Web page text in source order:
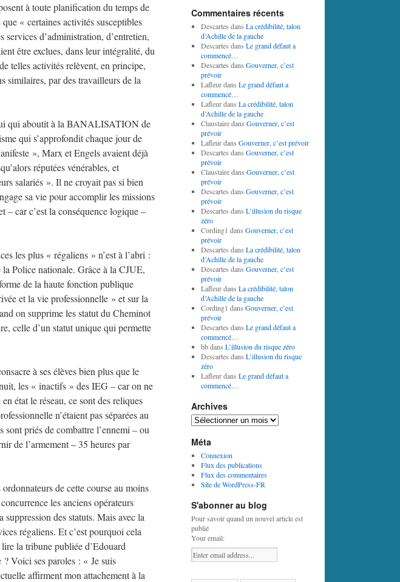
à toute planification du temps de
« certaines activités susceptibles
services d’administration, d’entretien,
être exclues, dans leur intégralité, du
telles activités relèvent, en principe,
similaires, par des travailleurs de la
qui aboutit à la BANALISATION de
qui s’approfondit chaque jour de
», Marx et Engels avaient déjà
réputées vénérables, et
salariés ». Il ne croyait pas si bien
sa vie pour accomplir les missions
– car c’est la conséquence logique –
les plus « régaliens » n’est à l’abri :
Police nationale. Grâce à la CJUE,
de la haute fonction publique
et la vie professionnelle » et sur la
on supprime les statut du Cheminot
celle d’un statut unique qui permette
à ses élèves bien plus que le
les « inactifs » des IEG – car on ne
état le réseau, ce sont des reliques
n’étaient pas séparées au
priés de combattre l’ennemi – ou
de l’armement – 35 heures par
de cette course au moins
les anciens opérateurs
des statuts. Mais avec la
régaliens. Et c’est pourquoi cela
la tribune publiée d’Edouard
Voici ses paroles : « Je suis
affirment mon attachement à la
Commentaires récents
Descartes dans La crédibilité, talon
d’Achille de la gauche
Descartes dans Le grand défaut a
commencé…
Descartes dans Gouverner, c’est
prévoir
Lafleurdans Le grand défaut a
commencé…
Lafleurdans La crédibilité, talon
d’Achille de la gauche
Claustairedans Gouverner, c’est
prévoir
Lafleurdans Gouverner, c’est prévoir
Descartes dans Gouverner, c’est
prévoir
Claustairedans Gouverner, c’est
prévoir
Descartes dans Gouverner, c’est
prévoir
Descartes dans L’illusion du risque
zéro
Cording1 dans Gouverner, c’est
prévoir
Descartes dans La crédibilité, talon
d’Achille de la gauche
Descartes dans Gouverner, c’est
prévoir
Lafleurdans La crédibilité, talon
d’Achille de la gauche
Cording1 dans Gouverner, c’est
prévoir
Descartes dans Le grand défaut a
commencé…
bbdans L’illusion du risque zéro
Descartes dans L’illusion du risque
zéro
Lafleurdans Le grand défaut a
commencé…
Archives
Archives
Méta
Connexion
Flux des publications
Flux des commentaires
Site de WordPress-FR
S'abonner au blog
Pour savoir quand un nouvel article est
publié
Your email: